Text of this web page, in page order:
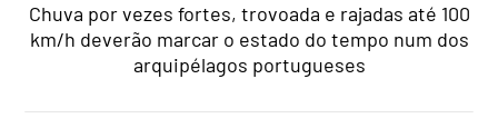
Chuva por vezes fortes, trovoada e rajadas até 100
km/h deverão marcar o estado do tempo num dos
arquipélagos portugueses